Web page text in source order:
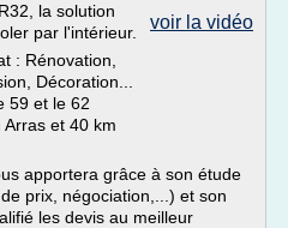
voir la vidéo
la solution
par l'intérieur.
: Rénovation,
Décoration...
59 et le 62
et 40 km
apportera grâce à son étude
prix, négociation,...) et son
les devis au meilleur